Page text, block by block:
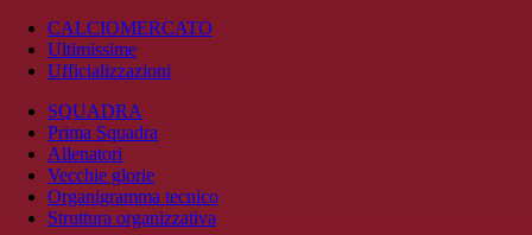
CALCIOMERCATO
Ultimissime
Ufficializzazioni
SQUADRA
Prima Squadra
Allenatori
Vecchie glorie
Organigramma tecnico
Struttura organizzativa